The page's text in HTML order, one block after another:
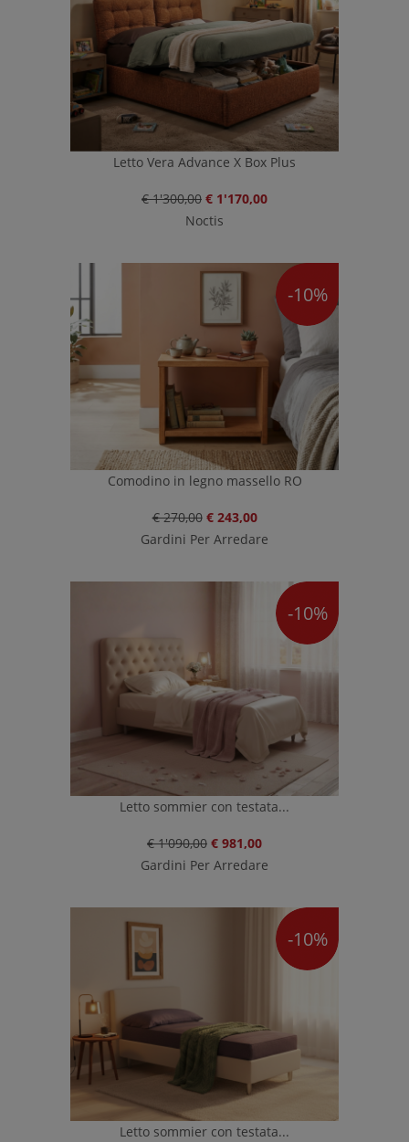
Letto Vera Advance X Box Plus
€ 1'300,00 € 1'170,00
Noctis
-10%
Comodino in legno massello RO
€ 270,00 € 243,00
Gardini Per Arredare
-10%
Letto sommier con testata...
€ 1'090,00 € 981,00
Gardini Per Arredare
-10%
Letto sommier con testata...